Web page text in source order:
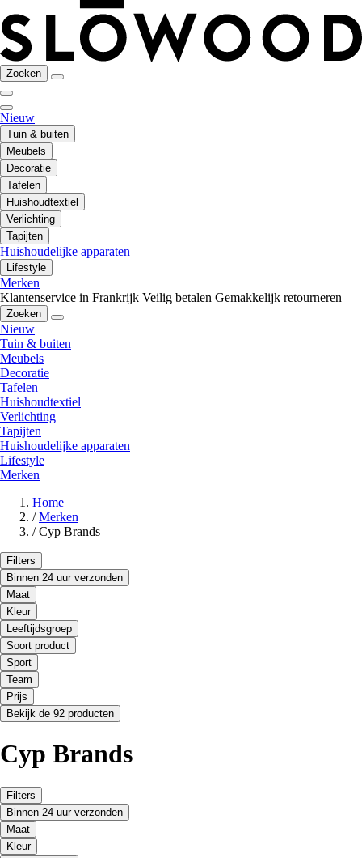
Zoeken
Nieuw
Tuin & buiten
Meubels
Decoratie
Tafelen
Huishoudtextiel
Verlichting
Tapijten
Huishoudelijke apparaten
Lifestyle
Merken
Klantenservice in Frankrijk Veilig betalen Gemakkelijk retourneren
Zoeken
Nieuw
Tuin & buiten
Meubels
Decoratie
Tafelen
Huishoudtextiel
Verlichting
Tapijten
Huishoudelijke apparaten
Lifestyle
Merken
Home
/ Merken
/ Cyp Brands
Filters
Binnen 24 uur verzonden
Maat
Kleur
Leeftijdsgroep
Soort product
Sport
Team
Prijs
Bekijk de 92 producten
Cyp Brands
Filters
Binnen 24 uur verzonden
Maat
Kleur